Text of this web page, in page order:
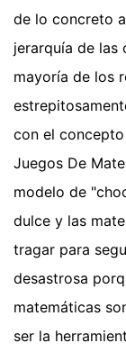
de lo concreto
jerarquía de
mayoría de los
con el
Juegos De
modelo de
dulce y las
tragar para
desastrosa
matemáticas
ser la